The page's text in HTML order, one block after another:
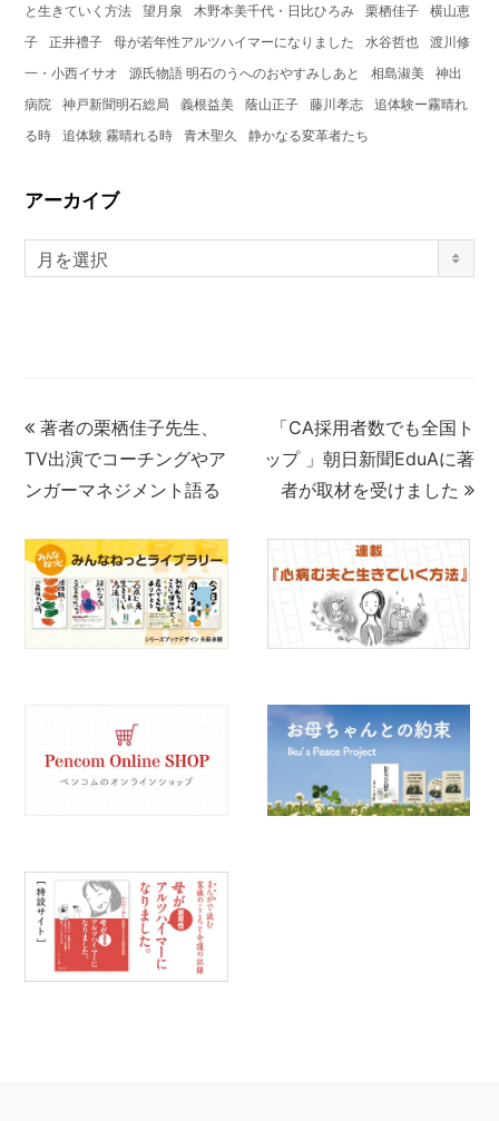
と生きていく方法
望月泉 木野本美千代・日比ひろみ 栗栖佳子
横山恵
子
正井禮子 母が若年性アルツハイマーになりました 水谷哲也
渡川修
一・小西イサオ
源氏物語 明石のうへのおやすみしあと 相島淑美
神出
病院
神戸新聞明石総局 義根益美 蔭山正子 藤川孝志
追体験ー霧晴れ
る時
追体験 霧晴れる時 青木聖久 静かなる変革者たち
アーカイブ
月を選択
著者の栗栖佳子先生、
TV出演でコーチングやア
ンガーマネジメント語る
「CA採用者数でも全国ト
ップ 」朝日新聞EduAに著
者が取材を受けました